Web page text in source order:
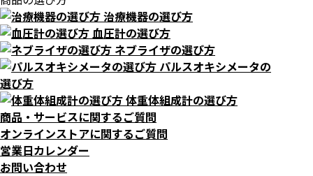
治療機器の選び方
血圧計の選び方
ネブライザの選び方
パルスオキシメータの
選び方
体重体組成計の選び方
商品・サービスに関するご質問
オンラインストアに関するご質問
営業日カレンダー
お問い合わせ